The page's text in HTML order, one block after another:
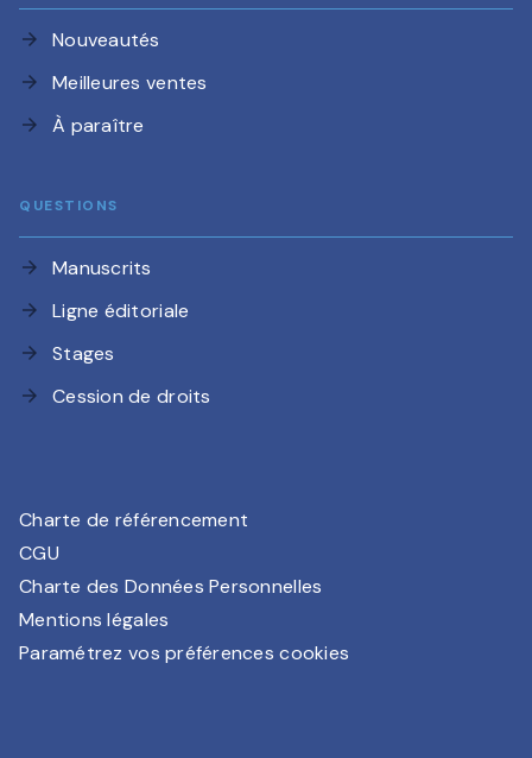
arrow_forward Nouveautés
arrow_forward Meilleures ventes
arrow_forward À paraître
QUESTIONS
arrow_forward Manuscrits
arrow_forward Ligne éditoriale
arrow_forward Stages
arrow_forward Cession de droits
Charte de référencement
CGU
Charte des Données Personnelles
Mentions légales
Paramétrez vos préférences cookies